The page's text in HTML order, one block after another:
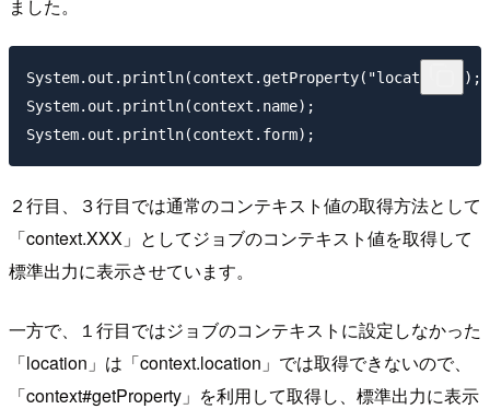
ました。
System.out.println(context.getProperty("location"));
System.out.println(context.name);
２行目、３行目では通常のコンテキスト値の取得方法として
「context.XXX」としてジョブのコンテキスト値を取得して
標準出力に表示させています。
一方で、１行目ではジョブのコンテキストに設定しなかった
「location」は「context.location」では取得できないので、
「context#getProperty」を利用して取得し、標準出力に表示